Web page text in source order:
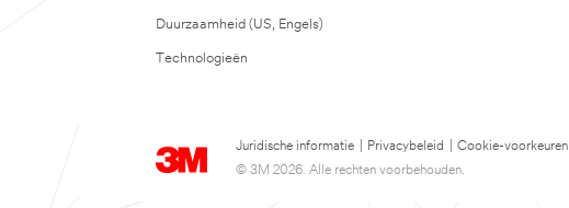
Duurzaamheid (US, Engels)
Technologieën
Juridische informatie Privacybeleid
Cookie-voorkeuren
© 3M 2026. Alle rechten voorbehouden.